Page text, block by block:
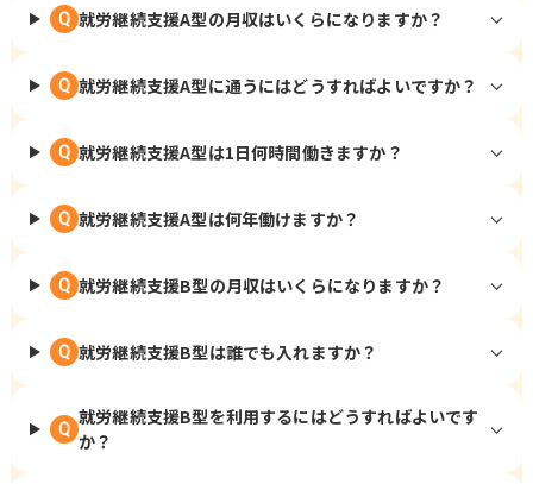
Q 就労継続支援A型の月収はいくらになりますか？
Q 就労継続支援A型に通うにはどうすればよいですか？
Q 就労継続支援A型は1日何時間働きますか？
Q 就労継続支援A型は何年働けますか？
Q 就労継続支援B型の月収はいくらになりますか？
Q 就労継続支援B型は誰でも入れますか？
Q
就労継続支援B型を利用するにはどうすればよいです
か？